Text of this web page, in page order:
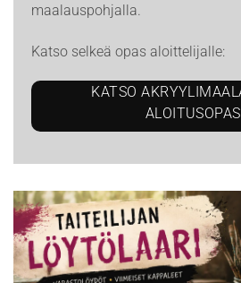
maalauspohjalla.
Katso selkeä opas aloittelijalle:
KATSO
ALOITUSOPAS